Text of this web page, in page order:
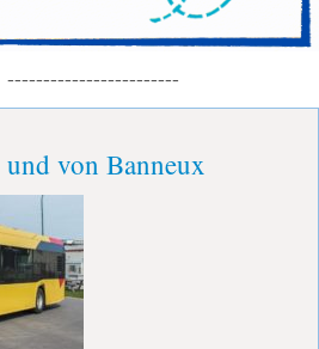
------------------------
und von Banneux